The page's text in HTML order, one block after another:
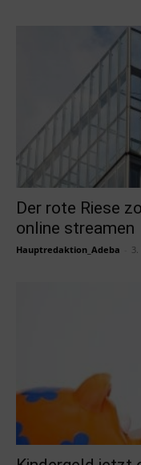
Der rote Riese
online streamen
Hauptredaktion_Adeba